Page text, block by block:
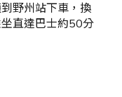
野州站下車，換
直達巴士約50分